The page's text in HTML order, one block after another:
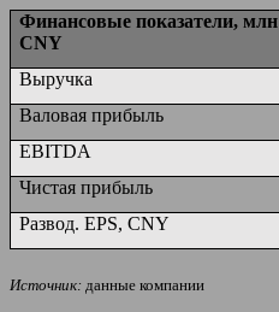
Финансовые показатели, млн
CNY
Выручка
Валовая прибыль
EBITDA
Чистая прибыль
Развод. EPS, CNY
Источник: данные компании